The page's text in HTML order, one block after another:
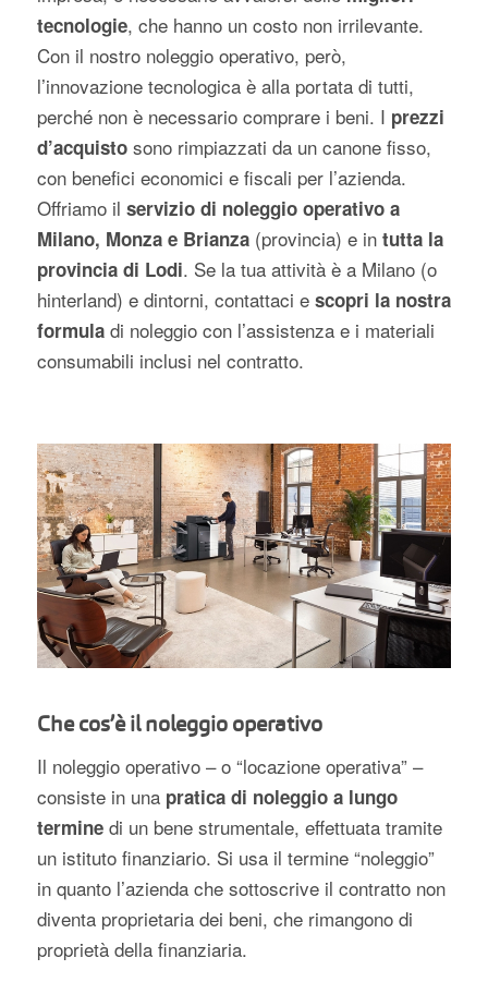
tecnologie, che hanno un costo non irrilevante.
Con il nostro noleggio operativo, però,
l’innovazione tecnologica è alla portata di tutti,
perché non è necessario comprare i beni. I prezzi
d’acquisto sono rimpiazzati da un canone fisso,
con benefici economici e fiscali per l’azienda.
Offriamo il servizio di noleggio operativo a
Milano, Monza e Brianza(provincia) e in tutta la
provincia di Lodi. Se la tua attività è a Milano (o
hinterland) e dintorni, contattaci e scopri la nostra
formula di noleggio con l’assistenza e i materiali
consumabili inclusi nel contratto.
Che cos’è il noleggio operativo
Il noleggio operativo – o “locazione operativa” –
consiste in unapratica di noleggio a lungo
termine di un bene strumentale, effettuata tramite
un istituto finanziario. Si usa il termine “noleggio”
in quanto l’azienda che sottoscrive il contratto non
diventa proprietaria dei beni, che rimangono di
proprietà della finanziaria.